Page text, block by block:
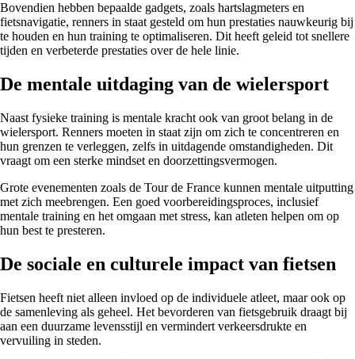
Bovendien hebben bepaalde gadgets, zoals hartslagmeters en
fietsnavigatie, renners in staat gesteld om hun prestaties nauwkeurig bij
te houden en hun training te optimaliseren. Dit heeft geleid tot snellere
tijden en verbeterde prestaties over de hele linie.
De mentale uitdaging van de wielersport
Naast fysieke training is mentale kracht ook van groot belang in de
wielersport. Renners moeten in staat zijn om zich te concentreren en
hun grenzen te verleggen, zelfs in uitdagende omstandigheden. Dit
vraagt om een sterke mindset en doorzettingsvermogen.
Grote evenementen zoals de Tour de France kunnen mentale uitputting
met zich meebrengen. Een goed voorbereidingsproces, inclusief
mentale training en het omgaan met stress, kan atleten helpen om op
hun best te presteren.
De sociale en culturele impact van fietsen
Fietsen heeft niet alleen invloed op de individuele atleet, maar ook op
de samenleving als geheel. Het bevorderen van fietsgebruik draagt bij
aan een duurzame levensstijl en vermindert verkeersdrukte en
vervuiling in steden.